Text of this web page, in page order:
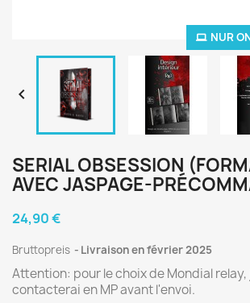
NUR

SERIAL OBSESSION
AVEC JASPAGE-
24,90 €
Bruttopreis Livraison en février 2025
Attention: pour le choix de Mondial relay,
contacterai en MP avant l'envoi.